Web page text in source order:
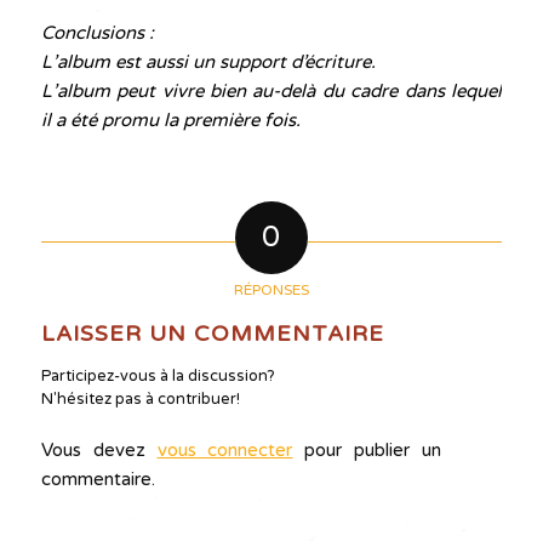
Conclusions :
L’album est aussi un support d’écriture.
L’album peut vivre bien au-delà du cadre dans lequel
il a été promu la première fois.
0
RÉPONSES
LAISSER UN COMMENTAIRE
Participez-vous à la discussion?
N'hésitez pas à contribuer!
Vous devez vous connecter pour publier un
commentaire.